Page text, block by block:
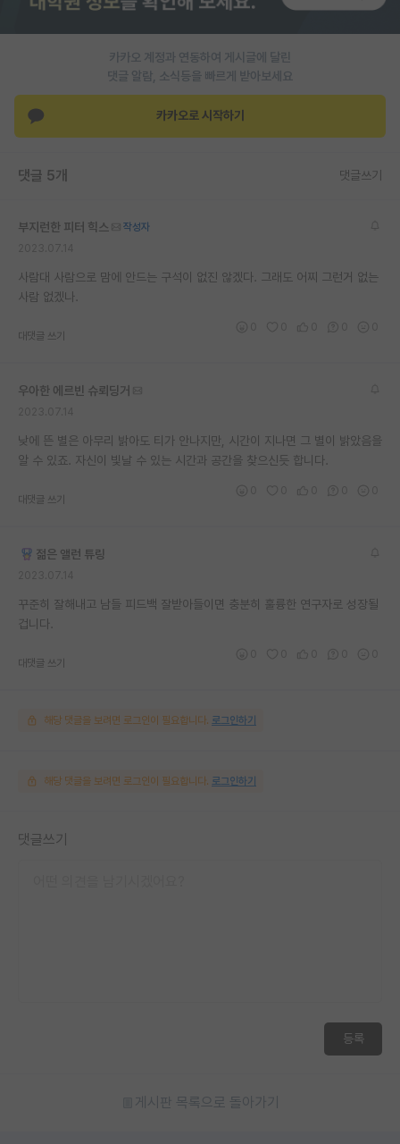
카카오 계정과 연동하여 게시글에 달린
댓글 알람, 소식등을 빠르게 받아보세요
카카오로 시작하기
댓글 5개 댓글쓰기
부지런한 피터 힉스
작성자
사람대 사람으로 맘에 안드는 구석이 없진 않겠다. 그래도 어찌 그런거 없는
사람 없겠나.
대댓글 쓰기
우아한 에르빈 슈뢰딩거
낮에 뜬 별은 아무리 밝아도 티가 안나지만, 시간이 지나면 그 별이 밝았음을
알 수 있죠. 자신이 빛날 수 있는 시간과 공간을 찾으신듯 합니다.
대댓글 쓰기
젊은 앨런 튜링
꾸준히 잘해내고 남들 피드백 잘받아들이면 충분히 훌륭한 연구자로 성장될
겁니다.
대댓글 쓰기
해당 댓글을 보려면 로그인이 필요합니다. 로그인하기
해당 댓글을 보려면 로그인이 필요합니다. 로그인하기
댓글쓰기
등록
게시판 목록으로 돌아가기